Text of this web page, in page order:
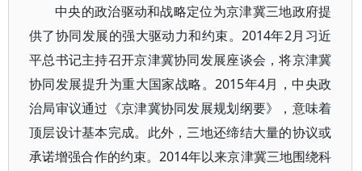
中央的政治驱动和战略定位为京津冀三地政府提
供了协同发展的强大驱动力和约束。2014年2月习近
平总书记主持召开京津冀协同发展座谈会，将京津冀
协同发展提升为重大国家战略。2015年4月，中央政
治局审议通过《京津冀协同发展规划纲要》，意味着
顶层设计基本完成。此外，三地还缔结大量的协议或
承诺增强合作的约束。2014年以来京津冀三地围绕科